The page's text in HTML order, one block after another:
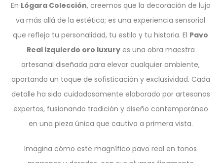
En Lógara Colección, creemos que la decoración de lujo
va más allá de la estética; es una experiencia sensorial
que refleja tu personalidad, tu estilo y tu historia. El Pavo
Real izquierdo oro luxuryes una obra maestra
artesanal diseñada para elevar cualquier ambiente,
aportando un toque de sofisticación y exclusividad. Cada
detalle ha sido cuidadosamente elaborado por artesanos
expertos, fusionando tradición y diseño contemporáneo
en una pieza única que cautiva a primera vista.
Imagina cómo este magnífico pavo real en tonos